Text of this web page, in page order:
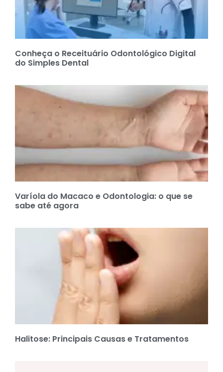
Conheça o Receituário Odontológico Digital
do Simples Dental
Varíola do Macaco e Odontologia: o que se
sabe até agora
Halitose: Principais Causas e Tratamentos